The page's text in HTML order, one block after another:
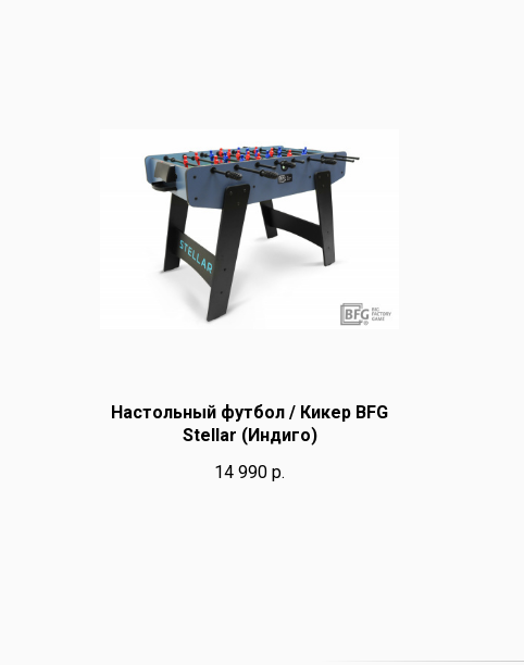
Настольный футбол / Кикер BFG
Stellar (Индиго)
14 990 р.